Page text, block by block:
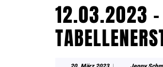
12.03.2023 –